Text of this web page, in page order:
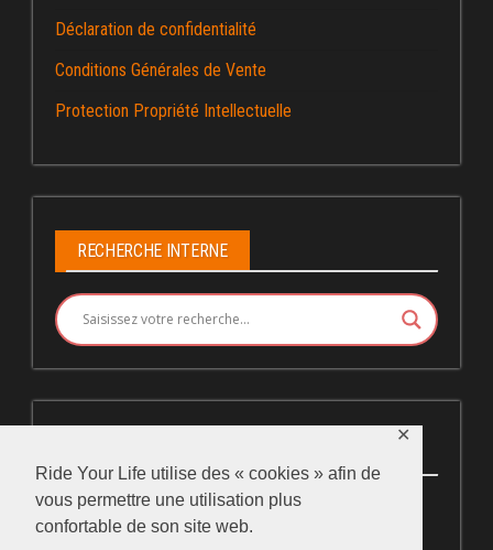
Ride Your Life utilise des « cookies » afin de
vous permettre une utilisation plus
confortable de son site web.
✕
Déclaration de confidentialité
Conditions Générales de Vente
Protection Propriété Intellectuelle
RECHERCHE INTERNE
Copyright © Ride Your Life 2019-2025